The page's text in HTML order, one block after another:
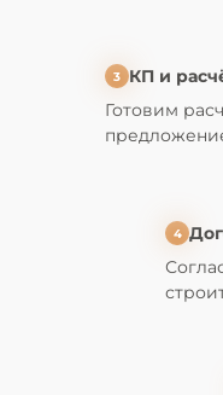
3
КП и
Готовим
4